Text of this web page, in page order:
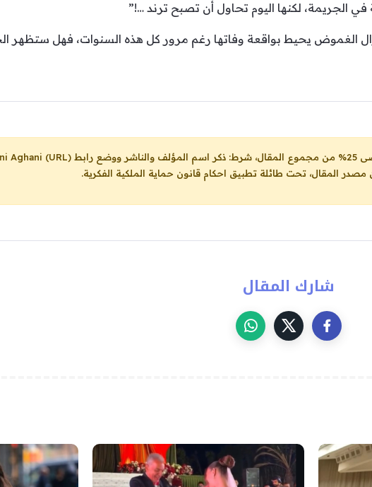
الجريمة، لكنها اليوم تحاول أن تصبح ترند …!”
الغموض يحيط بواقعة وفاتها رغم مرور كل هذه السنوات، فهل ستظهر
Aghani (URL)
مصدر المقال، تحت طائلة تطبيق احكام قانون حماية الملكية الفكرية.
شارك المقال